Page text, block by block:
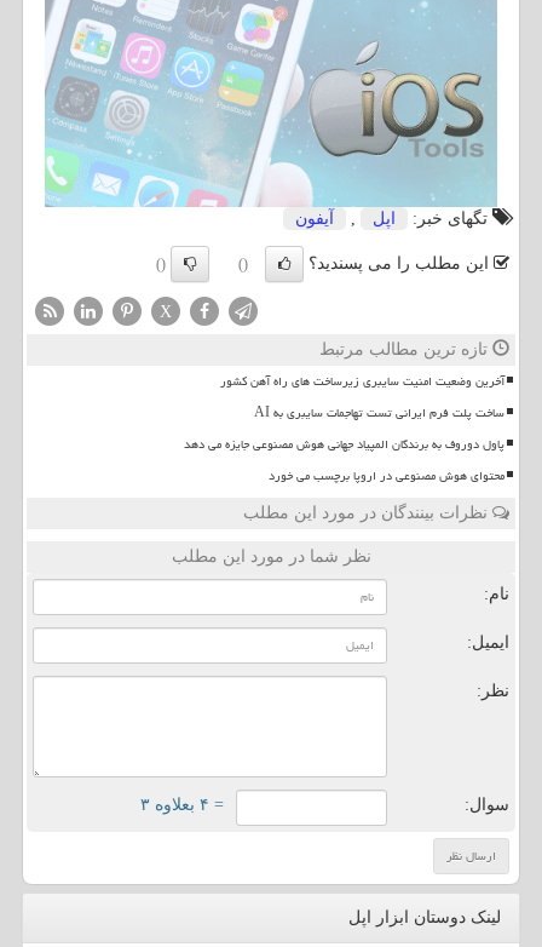
تگهای خبر: اپل آیفون
این مطلب را می پسندید؟ ()
()
X
تازه ترین مطالب مرتبط
آخرین وضعیت امنیت سایبری زیرساخت های راه آهن کشور
ساخت پلت فرم ایرانی تست تهاجمات سایبری به AI
پاول دوروف به برندگان المپیاد جهانی هوش مصنوعی جایزه می دهد
محتوای هوش مصنوعی در اروپا برچسب می خورد
نظرات بینندگان در مورد این مطلب
نظر شما در مورد این مطلب
نام:
ایمیل:
نظر:
سوال: = ۴ بعلاوه ۳
لینک دوستان ابزار اپل